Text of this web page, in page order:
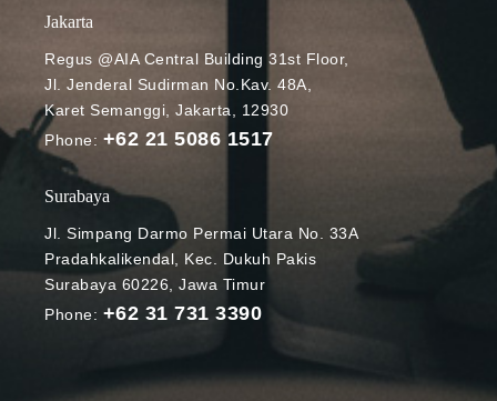
Jakarta
Regus @AIA Central Building 31st Floor,
Jl. Jenderal Sudirman No.Kav. 48A,
Karet Semanggi, Jakarta, 12930
Phone: +62 21 5086 1517
Surabaya
Jl. Simpang Darmo Permai Utara No. 33A
Pradahkalikendal, Kec. Dukuh Pakis
Surabaya 60226, Jawa Timur
Phone: +62 31 731 3390